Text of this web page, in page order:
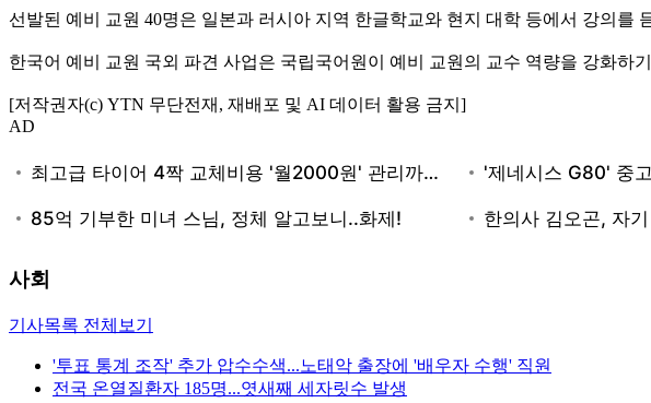
선발된 예비 교원 40명은 일본과 러시아 지역 한글학교와 현지 대학 등에서 강의를
한국어 예비 교원 국외 파견 사업은 국립국어원이 예비 교원의 교수 역량을 강화하
[저작권자(c) YTN 무단전재, 재배포 및 AI 데이터 활용 금지]
AD
사회
기사목록 전체보기
'투표 통계 조작' 추가 압수수색...노태악 출장에 '배우자 수행' 직원
전국 온열질환자 185명...엿새째 세자릿수 발생